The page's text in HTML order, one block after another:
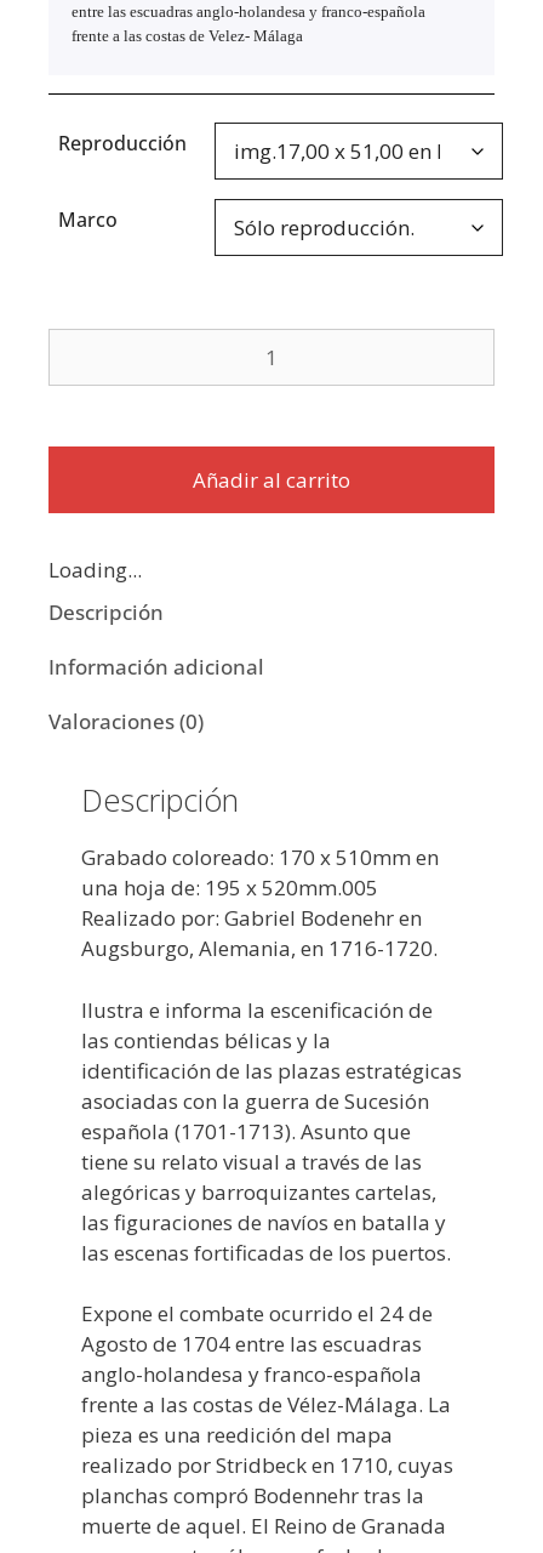
entre las escuadras anglo-holandesa y franco-española
frente a las costas de Velez- Málaga
Reproducción
Marco
Añadir al carrito
Loading...
Descripción
Información adicional
Valoraciones (0)
Descripción
Grabado coloreado: 170 x 510mm en
una hoja de: 195 x 520mm.005
Realizado por: Gabriel Bodenehr en
Augsburgo, Alemania, en 1716-1720.
Ilustra e informa la escenificación de
las contiendas bélicas y la
identificación de las plazas estratégicas
asociadas con la guerra de Sucesión
española (1701-1713). Asunto que
tiene su relato visual a través de las
alegóricas y barroquizantes cartelas,
las figuraciones de navíos en batalla y
las escenas fortificadas de los puertos.
Expone el combate ocurrido el 24 de
Agosto de 1704 entre las escuadras
anglo-holandesa y franco-española
frente a las costas de Vélez-Málaga. La
pieza es una reedición del mapa
realizado por Stridbeck en 1710, cuyas
planchas compró Bodennehr tras la
muerte de aquel. El Reino de Granada